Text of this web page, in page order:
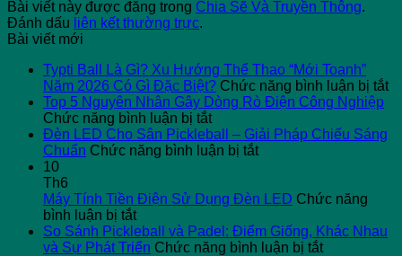
Bài viết này được đăng trong Chia Sẽ Và Truyền Thông.
Đánh dấu liên kết thường trực.
Bài viết mới
Typti Ball Là Gì? Xu Hướng Thể Thao “Mới Toanh”
Năm 2026 Có Gì Đặc Biệt? Chức năng bình luận bị tắtở
Top 5 Nguyên Nhân Gây Dòng Rò Điện Công Nghiệp
Chức năng bình luận bị tắtở
Top
5
Gây
Rò
Điện
Đèn LED Cho Sân Pickleball – Giải Pháp Chiếu Sáng
Chuẩn Chức năng bình luận bị tắtở
Cho
Pickleball
–
10
Th6
Máy Tính Tiền Điện Sử Dụng Đèn LED Chức năng
bình luận bị tắtở
Máy
Tính
So Sánh Pickleball và Padel: Điểm Giống, Khác Nhau
và Sự Phát Triển Chức năng bình luận bị tắtở